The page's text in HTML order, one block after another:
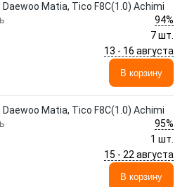
Matia, Tico F8C(1.0) Achimi
94%
7 шт.
13 - 16 августа
В корзину
Matia, Tico F8C(1.0) Achimi
95%
1 шт.
15 - 22 августа
В корзину